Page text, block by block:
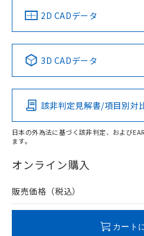
上、n: 20mm以上
検出領域
中国 RoHS 注意事項・凡例
Pb Hg
O
在庫等で未対応品が混在する可
問い合わせください。
船舶規格）
No No
この製品の
その他の認証はこちら
2D CADデータ
3D CADデータ
該非判定見解書/項目別対
日本の外為法に基づく該非判定、および
ます。
オンライン購入
販売価格（税込）
カート